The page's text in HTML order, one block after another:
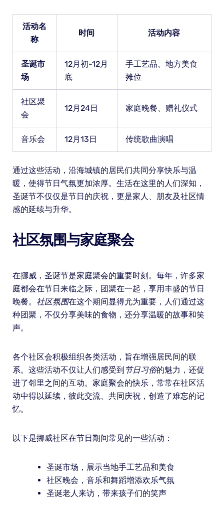
活动名
称
时间 活动内容
圣诞市
场
12月初-12月
底
手工艺品、地方美食
摊位
社区聚
会
12月24日 家庭晚餐、赠礼仪式
音乐会 12月13日 传统歌曲演唱
通过这些活动，沿海城镇的居民们共同分享快乐与温
暖，使得节日气氛更加浓厚。生活在这里的人们深知，
圣诞节不仅仅是节日的庆祝，更是家人、朋友及社区情
感的延续与升华。
社区氛围与家庭聚会
在挪威，圣诞节是家庭聚会的重要时刻。每年，许多家
庭都会在节日来临之际，团聚在一起，享用丰盛的节日
晚餐。 社区氛围在这个期间显得尤为重要，人们通过这
种团聚，不仅分享美味的食物，还分享温暖的故事和笑
声。
各个社区会积极组织各类活动，旨在增强居民间的联
系。这些活动不仅让人们感受到 节日习俗的魅力，还促
进了邻里之间的互动。家庭聚会的快乐，常常在社区活
动中得以延续，彼此交流、共同庆祝，创造了难忘的记
忆。
以下是挪威社区在节日期间常见的一些活动：
圣诞市场，展示当地手工艺品和美食
社区晚会，音乐和舞蹈增添欢乐气氛
圣诞老人来访，带来孩子们的笑声